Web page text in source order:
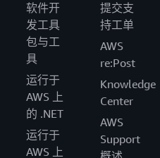
软件开
发工具
包与工
具
运行于
AWS 上
的 .NET
运行于
AWS 上
提交支
持工单
AWS
re:Post
Knowledge
Center
AWS
Support